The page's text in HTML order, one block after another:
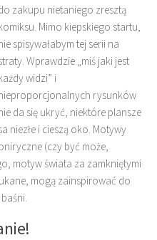
zakupu nietaniego zresztą
Mimo kiepskiego startu,
spisywałabym tej serii na
Wprawdzie „miś jaki jest
widzi” i
rysunków
da się ukryć, niektóre plansze
niezłe i cieszą oko. Motywy
(czy być może,
motyw świata za zamkniętymi
mogą zainspirować do